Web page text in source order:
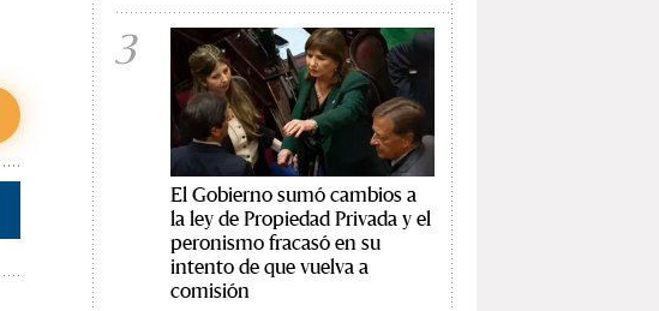
3
El Gobierno sumó cambios a
la ley de Propiedad Privada y el
peronismo fracasó en su
intento de que vuelva a
comisión